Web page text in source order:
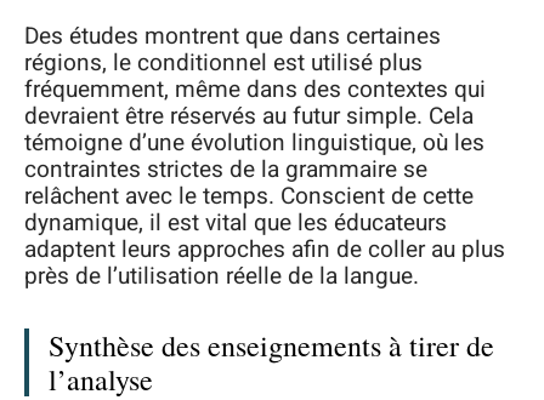
Des études montrent que dans certaines
régions, le conditionnel est utilisé plus
fréquemment, même dans des contextes qui
devraient être réservés au futur simple. Cela
témoigne d’une évolution linguistique, où les
contraintes strictes de la grammaire se
relâchent avec le temps. Conscient de cette
dynamique, il est vital que les éducateurs
adaptent leurs approches afin de coller au plus
près de l’utilisation réelle de la langue.
Synthèse des enseignements à tirer de
l’analyse